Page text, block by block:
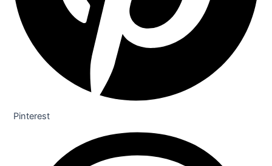
Pinterest